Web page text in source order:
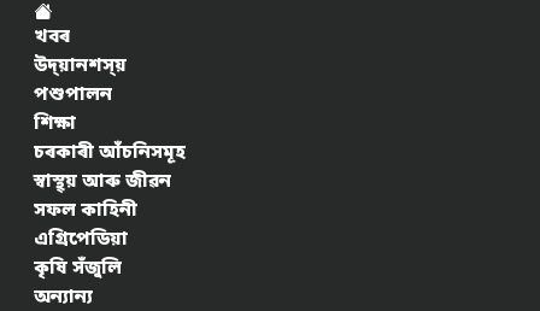
খবৰ
উদ্য়ানশস্য়
পশুপালন
শিক্ষা
চৰকাৰী আঁচনিসমূহ
স্বাস্থ্য় আৰু জীৱন
সফল কাহিনী
এগ্ৰিপেডিয়া
কৃষি সঁজুলি
অন্যান্য